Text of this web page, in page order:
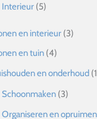
Interieur (5)
en interieur (3)
en tuin (4)
en onderhoud
Schoonmaken (3)
Organiseren en opruimen